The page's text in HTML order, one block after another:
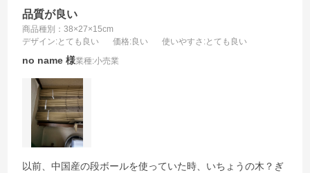
品質が良い
商品種別：38×27×15cm
デザイン:とても良い 価格:良い 使いやすさ :とても良い
no name 業種:小売業
以前、中国産の段ボールを使っていた時、いちょうの木？ぎ